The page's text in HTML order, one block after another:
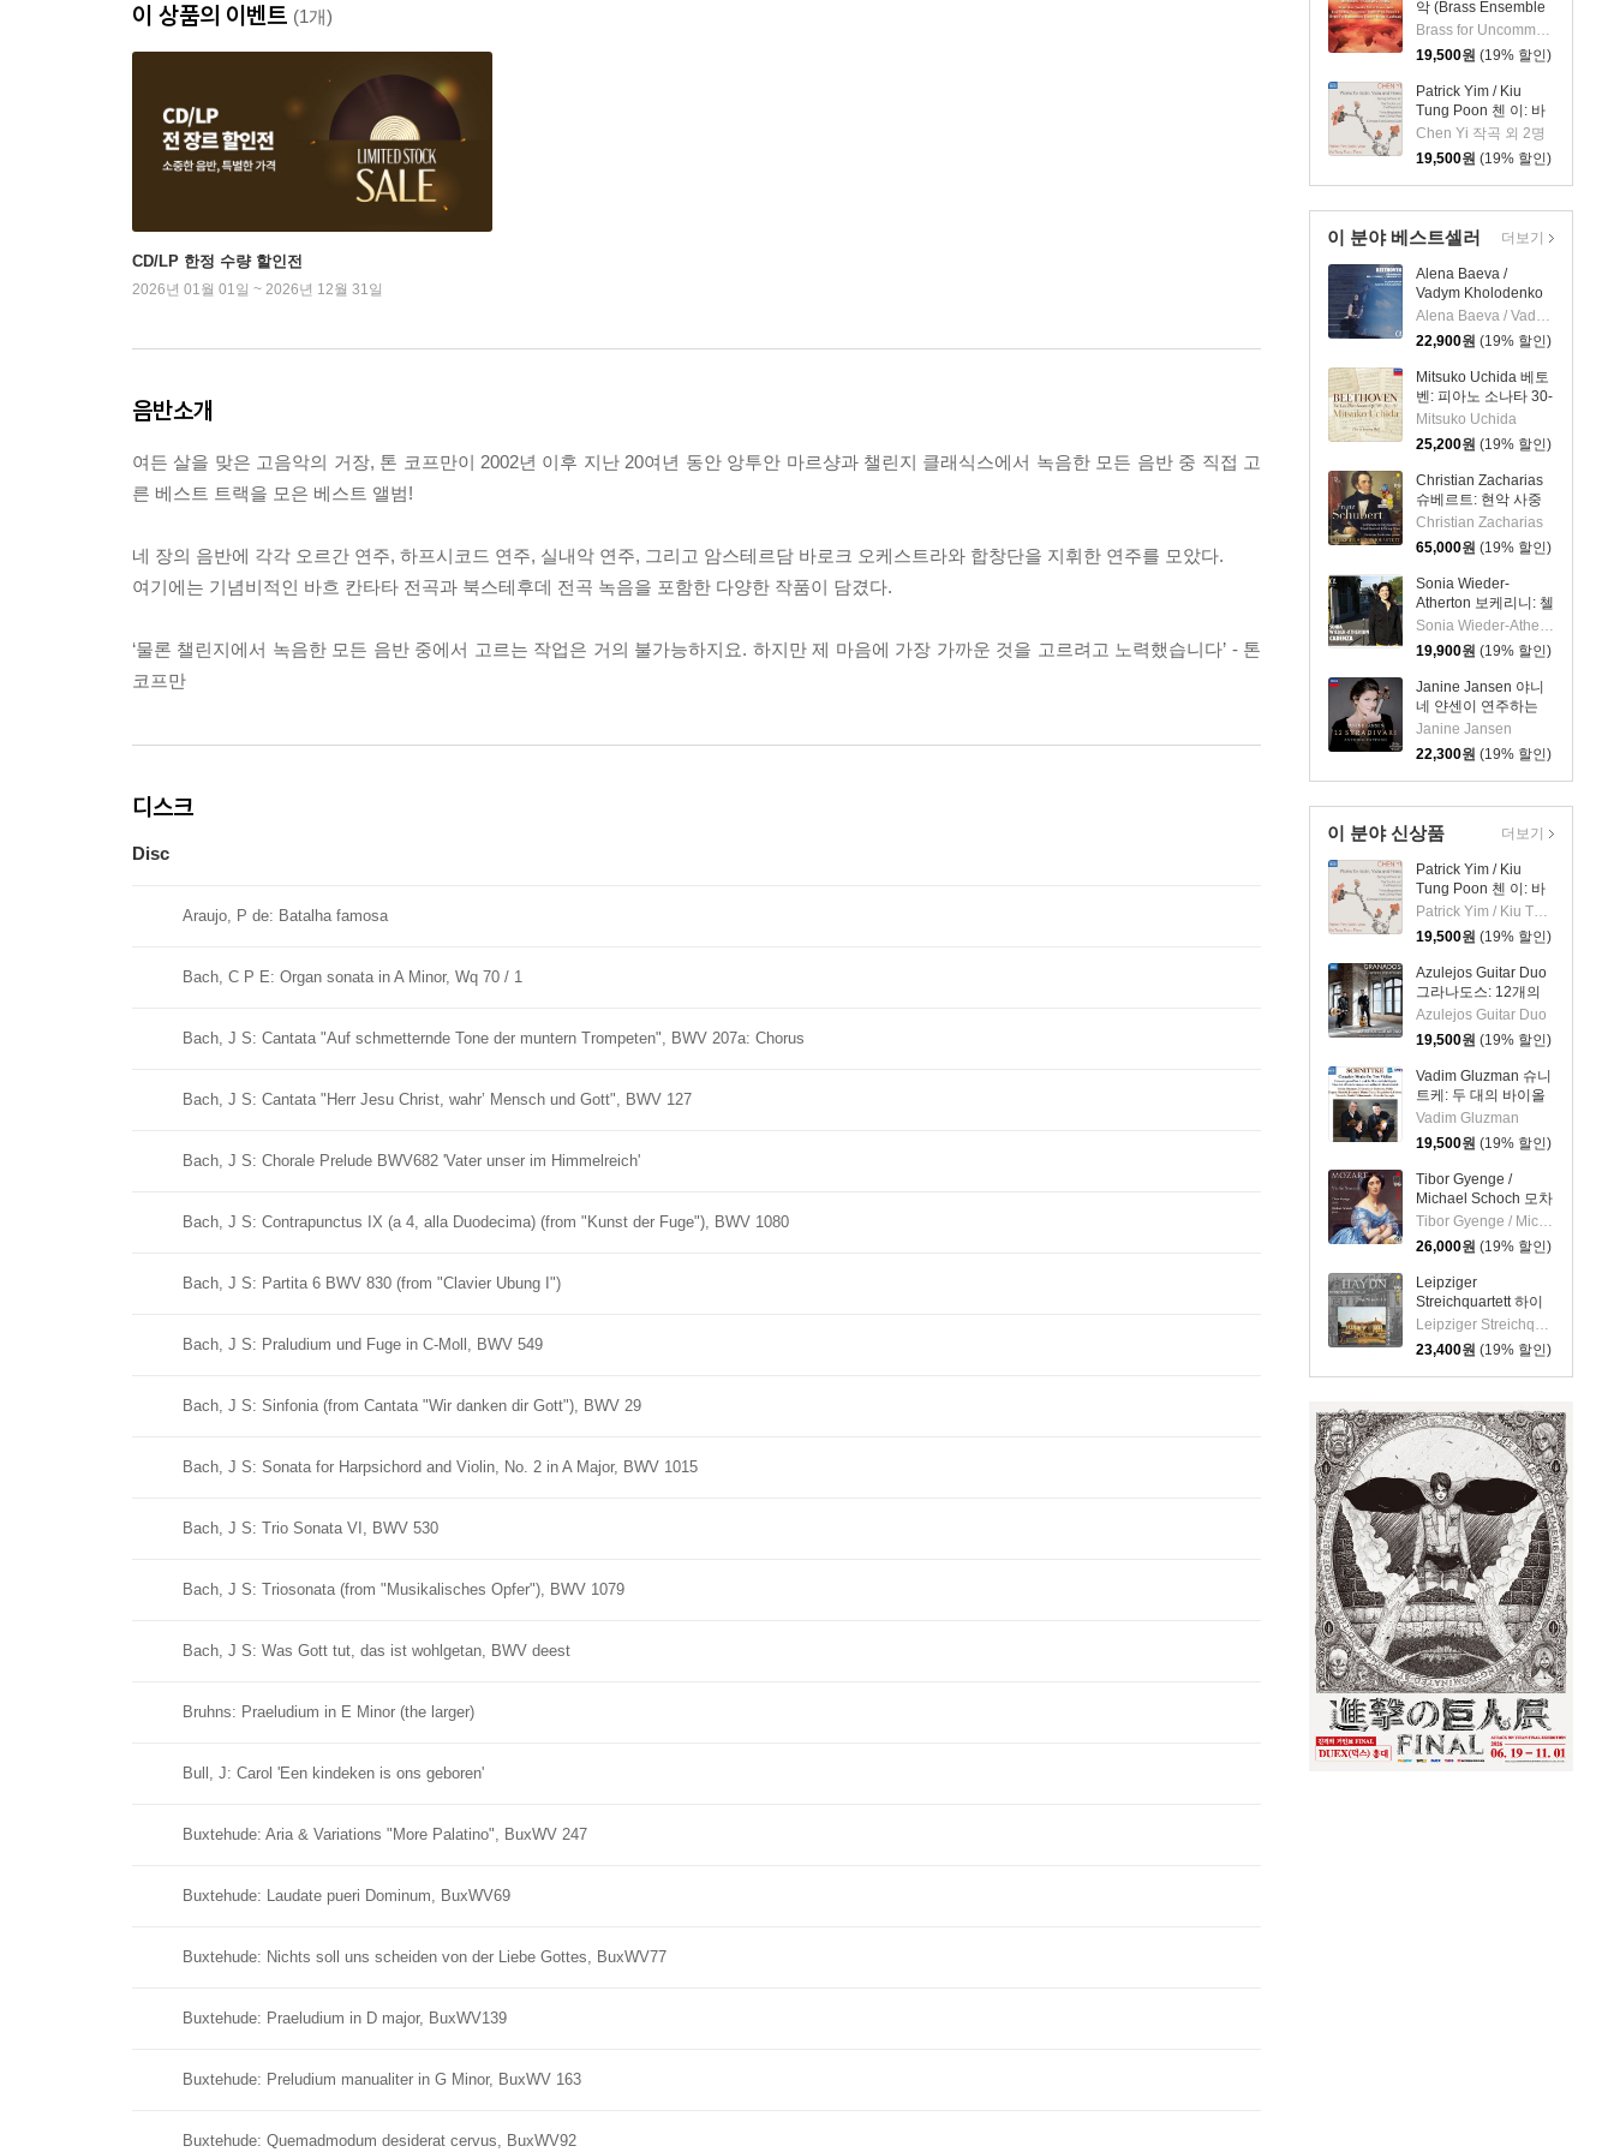
악 (Brass Ensemble
Music - 21st Century)Brass for Uncommon Times 실내악
19,500원 (19% 할인)
Patrick Yim / Kiu
Tung Poon 첸 이: 바
이올린, 비올라, 피아
노 작품집 (Chen Yi:
Works For Violin,
Viola And Piano)
Chen Yi 작곡 외 2명
19,500원 (19% 할인)
이 분야 베스트셀러
Alena Baeva /
Vadym Kholodenko
베토벤: 바이올린 소
나타 5번 '봄', 9번 '크
로이처', 3번
(Beethoven: Violin
Sonatas Nos. 5
"Spring", 9 'Kreutzer"
& 3)
Alena Baeva / Vadym Kholodenko
22,900원 (19% 할인)
Mitsuko Uchida 베토
벤: 피아노 소나타 30-
32번 (Beethoven:
Piano Sonatas Opp
109 110 & 111)
Mitsuko Uchida
25,200원 (19% 할인)
Christian Zacharias
슈베르트: 현악 사중
주 전곡 외 (Schubert:
Complete String
Quartets, Trout
Quintet & String
Trios)
Christian Zacharias
65,000원 (19% 할인)
Sonia Wieder-
Atherton 보케리니: 첼
로 협주곡 편곡 버전
(Luigi Boccherini:
Cello Concertos
G.479, G.477, G.476)
Sonia Wieder-Atherton
19,900원 (19% 할인)
Janine Jansen 야니
네 얀센이 연주하는
12개의 스트라디바리
(12 Stradivari)
Janine Jansen
22,300원 (19% 할인)
더보기
이 분야 신상품
Patrick Yim / Kiu
Tung Poon 첸 이: 바
이올린, 비올라, 피아
노 작품집 (Chen Yi:
Works For Violin,
Viola And Piano)
Patrick Yim / Kiu Tung Poon
19,500원 (19% 할인)
Azulejos Guitar Duo
그라나도스: 12개의
스페인 무곡, 스페인
카프리초 (두 대의 기
타를 위한 편곡)
(Granados: 12
Danzas Espanolas)
Azulejos Guitar Duo
19,500원 (19% 할인)
Vadim Gluzman 슈니
트케: 두 대의 바이올
린을 위한 작품집
(Schnittke: Complete
Works For Two
Violins)
Vadim Gluzman
19,500원 (19% 할인)
Tibor Gyenge /
Michael Schoch 모차
르트: 바이올린 소나
타집 (Mozart: Violin
Sonatas) [SACD
Hybrid]
Tibor Gyenge / Michael Schoch
26,000원 (19% 할인)
Leipziger
Streichquartett 하이
든: 현악 사중주 22집
(Haydn: String
Quartets Vol.22 -
Op.76 No.1, 5, 6)
Leipziger Streichquartett
23,400원 (19% 할인)
더보기
이 상품의 이벤트 (1개)
CD/LP 한정 수량 할인전
2026년 01월 01일 ~ 2026년 12월 31일
음반소개
여든 살을 맞은 고음악의 거장, 톤 코프만이 2002년 이후 지난 20여년 동안 앙투안 마르샹과 챌린지 클래식스에서 녹음한 모든 음반 중 직접 고
른 베스트 트랙을 모은 베스트 앨범!
네 장의 음반에 각각 오르간 연주, 하프시코드 연주, 실내악 연주, 그리고 암스테르담 바로크 오케스트라와 합창단을 지휘한 연주를 모았다.
여기에는 기념비적인 바흐 칸타타 전곡과 북스테후데 전곡 녹음을 포함한 다양한 작품이 담겼다.
‘물론 챌린지에서 녹음한 모든 음반 중에서 고르는 작업은 거의 불가능하지요. 하지만 제 마음에 가장 가까운 것을 고르려고 노력했습니다’ - 톤
코프만
디스크
Disc
Araujo, P de: Batalha famosa
Bach, C P E: Organ sonata in A Minor, Wq 70 / 1
Bach, J S: Cantata "Auf schmetternde Tone der muntern Trompeten", BWV 207a: Chorus
Bach, J S: Cantata "Herr Jesu Christ, wahr’ Mensch und Gott", BWV 127
Bach, J S: Chorale Prelude BWV682 'Vater unser im Himmelreich'
Bach, J S: Contrapunctus IX (a 4, alla Duodecima) (from "Kunst der Fuge"), BWV 1080
Bach, J S: Partita 6 BWV 830 (from "Clavier Ubung I")
Bach, J S: Praludium und Fuge in C-Moll, BWV 549
Bach, J S: Sinfonia (from Cantata "Wir danken dir Gott"), BWV 29
Bach, J S: Sonata for Harpsichord and Violin, No. 2 in A Major, BWV 1015
Bach, J S: Trio Sonata VI, BWV 530
Bach, J S: Triosonata (from "Musikalisches Opfer"), BWV 1079
Bach, J S: Was Gott tut, das ist wohlgetan, BWV deest
Bruhns: Praeludium in E Minor (the larger)
Bull, J: Carol 'Een kindeken is ons geboren'
Buxtehude: Aria & Variations "More Palatino", BuxWV 247
Buxtehude: Laudate pueri Dominum, BuxWV69
Buxtehude: Nichts soll uns scheiden von der Liebe Gottes, BuxWV77
Buxtehude: Praeludium in D major, BuxWV139
Buxtehude: Preludium manualiter in G Minor, BuxWV 163
Buxtehude: Quemadmodum desiderat cervus, BuxWV92